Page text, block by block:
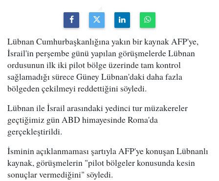
Lübnan Cumhurbaşkanlığına yakın bir kaynak AFP'ye,
İsrail'in perşembe günü yapılan görüşmelerde Lübnan
ordusunun ilk iki pilot bölge üzerinde tam kontrol
sağlamadığı sürece Güney Lübnan'daki daha fazla
bölgeden çekilmeyi reddettiğini söyledi.
Lübnan ile İsrail arasındaki yedinci tur müzakereler
geçtiğimiz gün ABD himayesinde Roma'da
gerçekleştirildi.
İsminin açıklanmaması şartıyla AFP'ye konuşan Lübnanlı
kaynak, görüşmelerin "pilot bölgeler konusunda kesin
sonuçlar vermediğini" söyledi.